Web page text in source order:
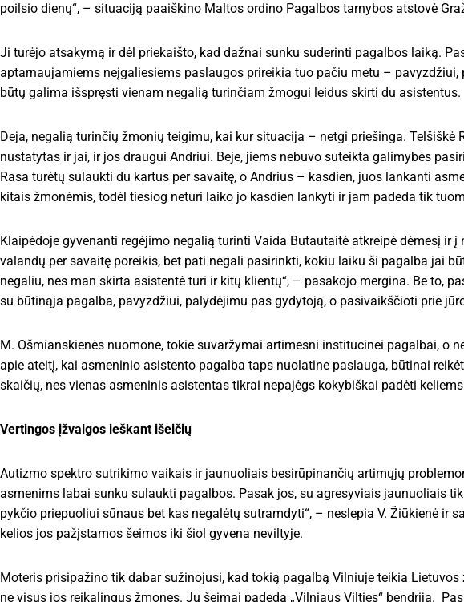
poilsio dienų“, – situaciją paaiškino Maltos ordino Pagalbos tarnybos atstovė
Ji turėjo atsakymą ir dėl priekaišto, kad dažnai sunku suderinti pagalbos laiką.
aptarnaujamiems neįgaliesiems paslaugos prireikia tuo pačiu metu –
būtų galima išspręsti vienam negalią turinčiam žmogui leidus skirti du asistentus.
Deja, negalią turinčių žmonių teigimu, kai kur situacija – netgi priešinga.
nustatytas ir jai, ir jos draugui Andriui. Beje, jiems nebuvo suteikta galimybės
Rasa turėtų sulaukti du kartus per savaitę, o Andrius – kasdien, juos lankanti
kitais žmonėmis, todėl tiesiog neturi laiko jo kasdien lankyti ir jam padeda tik
Klaipėdoje gyvenanti regėjimo negalią turinti Vaida Butautaitė atkreipė dėmesį
valandų per savaitę poreikis, bet pati negali pasirinkti, kokiu laiku ši pagalba jai
negaliu, nes man skirta asistentė turi ir kitų klientų“, – pasakojo mergina. Be to,
su būtinąja pagalba, pavyzdžiui, palydėjimu pas gydytoją, o pasivaikščioti prie
M. Ošmianskienės nuomone, tokie suvaržymai artimesni institucinei pagalbai, o
apie ateitį, kai asmeninio asistento pagalba taps nuolatine paslauga, būtinai
skaičių, nes vienas asmeninis asistentas tikrai nepajėgs kokybiškai padėti
Vertingos įžvalgos ieškant išeičių
Autizmo spektro sutrikimo vaikais ir jaunuoliais besirūpinančių artimųjų
asmenims labai sunku sulaukti pagalbos. Pasak jos, su agresyviais jaunuoliais
pykčio priepuoliui sūnaus bet kas negalėtų sutramdyti“, – neslepia V. Žiūkienė ir
kelios jos pažįstamos šeimos iki šiol gyvena neviltyje.
Moteris prisipažino tik dabar sužinojusi, kad tokią pagalbą Vilniuje teikia
ne visus jos reikalingus žmones. Jų šeimai padeda „Vilniaus Vilties“ bendrija.